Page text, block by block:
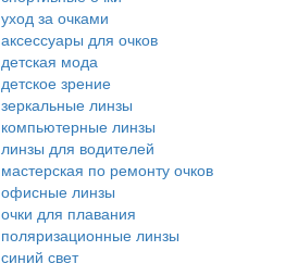
уход за очками
аксессуары для очков
детская мода
детское зрение
зеркальные линзы
компьютерные линзы
линзы для водителей
мастерская по ремонту очков
офисные линзы
очки для плавания
поляризационные линзы
синий свет